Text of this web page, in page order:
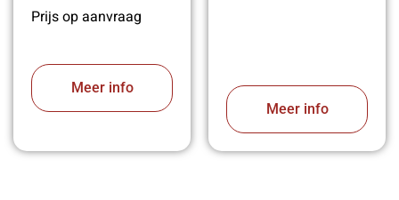
Prijs op aanvraag
Meer info
Meer info